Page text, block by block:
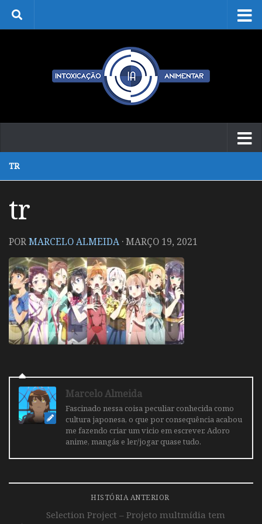
Skip to content
TR
tr
PORMARCELO ALMEIDA ·MARÇO 19, 2021
Marcelo Almeida
Fascinado nessa coisa peculiar conhecida como
cultura japonesa, o que por consequência acabou
me fazendo criar um vicio em escrever. Adoro
anime, mangás e ler/jogar quase tudo.
HISTÓRIA ANTERIOR
Selection Project – Projeto multmídia tem